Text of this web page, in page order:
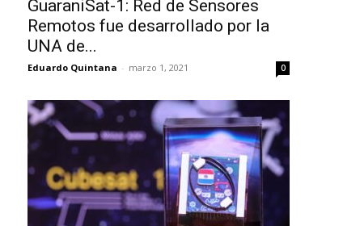
GuaraniSat-1: Red de Sensores
Remotos fue desarrollado por la
UNA de...
Eduardo Quintana - marzo 1, 2021 0